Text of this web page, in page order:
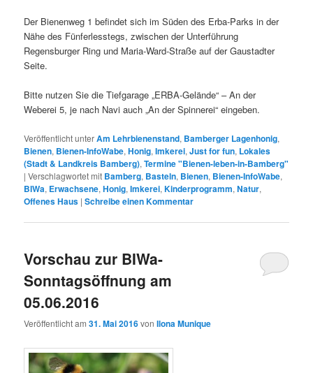
Der Bienenweg 1 befindet sich im Süden des Erba-Parks in der
Nähe des Fünferlesstegs, zwischen der Unterführung
Regensburger Ring und Maria-Ward-Straße auf der Gaustadter
Seite.
Bitte nutzen Sie die Tiefgarage „ERBA-Gelände“ – An der
Weberei 5, je nach Navi auch „An der Spinnerei“ eingeben.
Veröffentlicht unterAm Lehrbienenstand, Bamberger Lagenhonig,
Bienen, Bienen-InfoWabe,Honig,Imkerei,Just for fun, Lokales
(Stadt & Landkreis Bamberg),Termine "Bienen-leben-in-Bamberg"
|Verschlagwortet mit Bamberg, Basteln, Bienen, Bienen-InfoWabe,
BIWa, Erwachsene,Honig,Imkerei,Kinderprogramm,Natur,
Offenes Haus |Schreibe einen Kommentar
Vorschau zur BIWa-
Sonntagsöffnung am
05.06.2016
Veröffentlicht am31. Mai 2016vonIlona Munique